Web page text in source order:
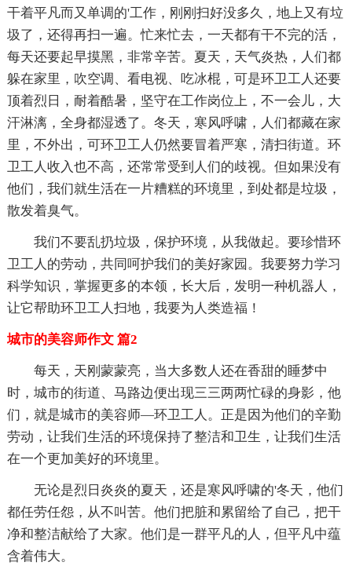
干着平凡而又单调的'工作，刚刚扫好没多久，地上又有垃
圾了，还得再扫一遍。忙来忙去，一天都有干不完的活，
每天还要起早摸黑，非常辛苦。夏天，天气炎热，人们都
躲在家里，吹空调、看电视、吃冰棍，可是环卫工人还要
顶着烈日，耐着酷暑，坚守在工作岗位上，不一会儿，大
汗淋漓，全身都湿透了。冬天，寒风呼啸，人们都藏在家
里，不外出，可环卫工人仍然要冒着严寒，清扫街道。环
卫工人收入也不高，还常常受到人们的歧视。但如果没有
他们，我们就生活在一片糟糕的环境里，到处都是垃圾，
散发着臭气。
我们不要乱扔垃圾，保护环境，从我做起。要珍惜环
卫工人的劳动，共同呵护我们的美好家园。我要努力学习
科学知识，掌握更多的本领，长大后，发明一种机器人，
让它帮助环卫工人扫地，我要为人类造福！
城市的美容师作文 篇2
每天，天刚蒙蒙亮，当大多数人还在香甜的睡梦中
时，城市的街道、马路边便出现三三两两忙碌的身影，他
们，就是城市的美容师—环卫工人。正是因为他们的辛勤
劳动，让我们生活的环境保持了整洁和卫生，让我们生活
在一个更加美好的环境里。
无论是烈日炎炎的夏天，还是寒风呼啸的'冬天，他们
都任劳任怨，从不叫苦。他们把脏和累留给了自己，把干
净和整洁献给了大家。他们是一群平凡的人，但平凡中蕴
含着伟大。